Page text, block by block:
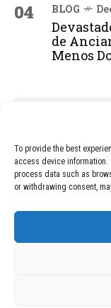
To provide the best
access device
process data such as
or withdrawing consent,
04 BLOG
de
Menos